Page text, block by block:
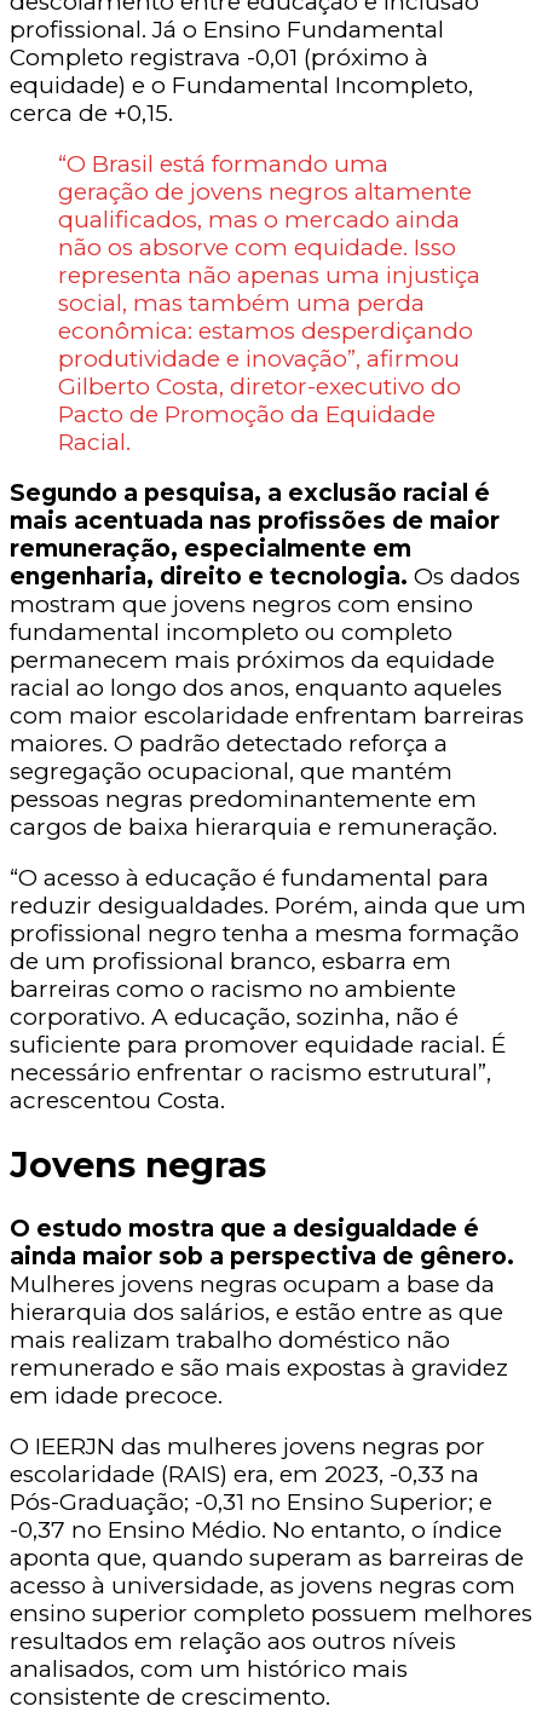
profissional. Já o Ensino Fundamental
Completo registrava -0,01 (próximo à
equidade) e o Fundamental Incompleto,
cerca de +0,15.
“O Brasil está formando uma
geração de jovens negros altamente
qualificados, mas o mercado ainda
não os absorve com equidade. Isso
representa não apenas uma injustiça
social, mas também uma perda
econômica: estamos desperdiçando
produtividade e inovação”, afirmou
Gilberto Costa, diretor-executivo do
Pacto de Promoção da Equidade
Racial.
Segundo a pesquisa, a exclusão racial é
mais acentuada nas profissões de maior
remuneração, especialmente em
engenharia, direito e tecnologia. Os dados
mostram que jovens negros com ensino
fundamental incompleto ou completo
permanecem mais próximos da equidade
racial ao longo dos anos, enquanto aqueles
com maior escolaridade enfrentam barreiras
maiores. O padrão detectado reforça a
segregação ocupacional, que mantém
pessoas negras predominantemente em
cargos de baixa hierarquia e remuneração.
“O acesso à educação é fundamental para
reduzir desigualdades. Porém, ainda que um
profissional negro tenha a mesma formação
de um profissional branco, esbarra em
barreiras como o racismo no ambiente
corporativo. A educação, sozinha, não é
suficiente para promover equidade racial. É
necessário enfrentar o racismo estrutural”,
acrescentou Costa.
Jovens negras
O estudo mostra que a desigualdade é
ainda maior sob a perspectiva de gênero.
Mulheres jovens negras ocupam a base da
hierarquia dos salários, e estão entre as que
mais realizam trabalho doméstico não
remunerado e são mais expostas à gravidez
em idade precoce.
O IEERJN das mulheres jovens negras por
escolaridade (RAIS) era, em 2023, -0,33 na
Pós-Graduação; -0,31 no Ensino Superior; e
-0,37 no Ensino Médio. No entanto, o índice
aponta que, quando superam as barreiras de
acesso à universidade, as jovens negras com
ensino superior completo possuem melhores
resultados em relação aos outros níveis
analisados, com um histórico mais
consistente de crescimento.